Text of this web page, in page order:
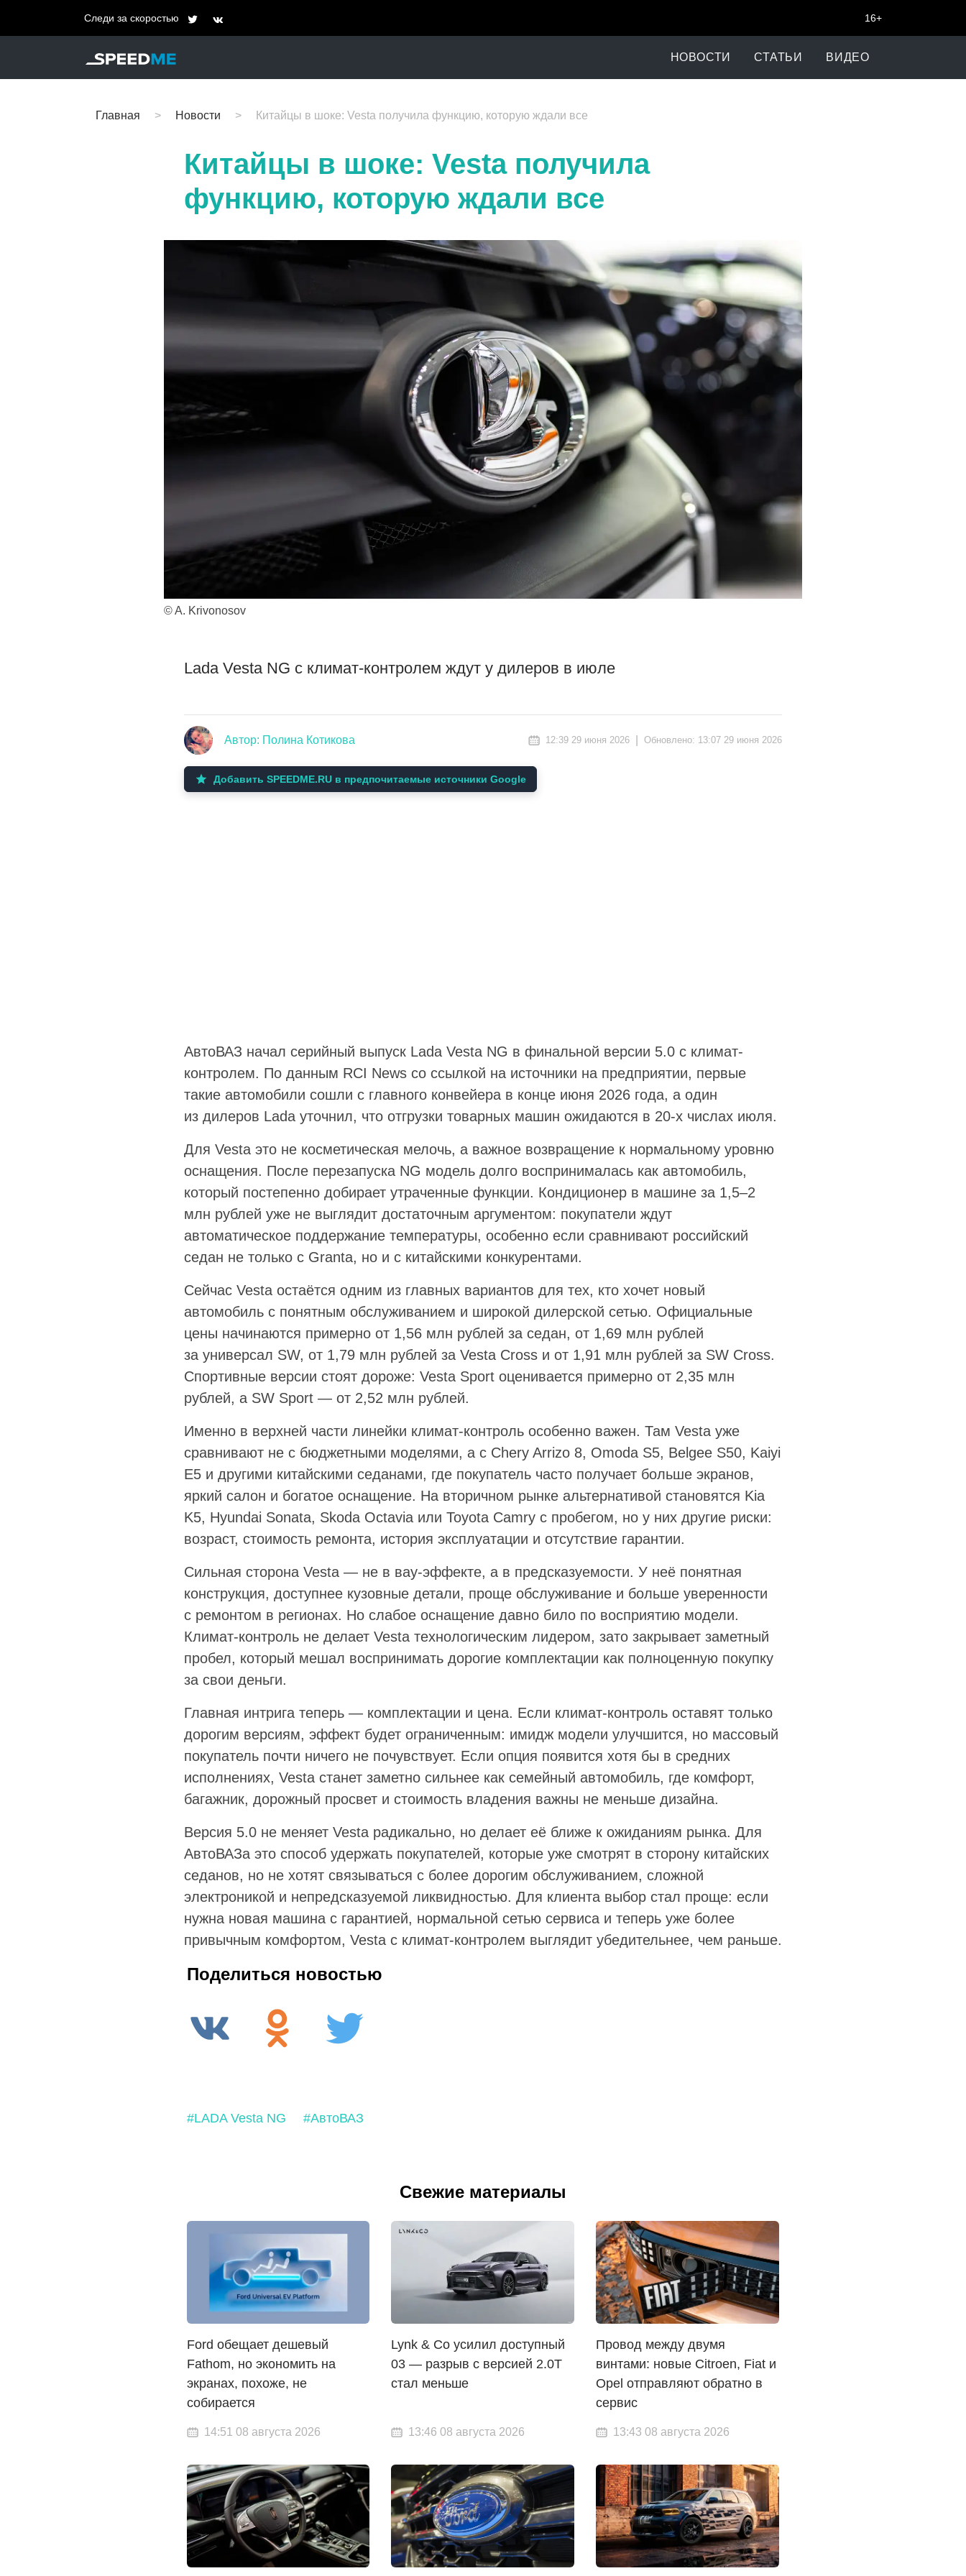
Следи за скоростью 16+
НОВОСТИ СТАТЬИ ВИДЕО
Главная Новости Китайцы в шоке: Vesta получила функцию, которую ждали все
Китайцы в шоке: Vesta получила
функцию, которую ждали все
© A. Krivonosov
Lada Vesta NG с климат-контролем ждут у дилеров в июле
Автор: Полина Котикова 12:39 29 июня 2026 Обновлено: 13:07 29 июня 2026
Добавить SPEEDME.RU в предпочитаемые источники Google
АвтоВАЗ начал серийный выпуск Lada Vesta NG в финальной версии 5.0 с климат-
контролем. По данным RCI News со ссылкой на источники на предприятии, первые
такие автомобили сошли с главного конвейера в конце июня 2026 года, а один
из дилеров Lada уточнил, что отгрузки товарных машин ожидаются в 20-х числах июля.
Для Vesta это не косметическая мелочь, а важное возвращение к нормальному уровню
оснащения. После перезапуска NG модель долго воспринималась как автомобиль,
который постепенно добирает утраченные функции. Кондиционер в машине за 1,5–2
млн рублей уже не выглядит достаточным аргументом: покупатели ждут
автоматическое поддержание температуры, особенно если сравнивают российский
седан не только с Granta, но и с китайскими конкурентами.
Сейчас Vesta остаётся одним из главных вариантов для тех, кто хочет новый
автомобиль с понятным обслуживанием и широкой дилерской сетью. Официальные
цены начинаются примерно от 1,56 млн рублей за седан, от 1,69 млн рублей
за универсал SW, от 1,79 млн рублей за Vesta Cross и от 1,91 млн рублей за SW Cross.
Спортивные версии стоят дороже: Vesta Sport оценивается примерно от 2,35 млн
рублей, а SW Sport — от 2,52 млн рублей.
Именно в верхней части линейки климат-контроль особенно важен. Там Vesta уже
сравнивают не с бюджетными моделями, а с Chery Arrizo 8, Omoda S5, Belgee S50, Kaiyi
E5 и другими китайскими седанами, где покупатель часто получает больше экранов,
яркий салон и богатое оснащение. На вторичном рынке альтернативой становятся Kia
K5, Hyundai Sonata, Skoda Octavia или Toyota Camry с пробегом, но у них другие риски:
возраст, стоимость ремонта, история эксплуатации и отсутствие гарантии.
Сильная сторона Vesta — не в вау-эффекте, а в предсказуемости. У неё понятная
конструкция, доступнее кузовные детали, проще обслуживание и больше уверенности
с ремонтом в регионах. Но слабое оснащение давно било по восприятию модели.
Климат-контроль не делает Vesta технологическим лидером, зато закрывает заметный
пробел, который мешал воспринимать дорогие комплектации как полноценную покупку
за свои деньги.
Главная интрига теперь — комплектации и цена. Если климат-контроль оставят только
дорогим версиям, эффект будет ограниченным: имидж модели улучшится, но массовый
покупатель почти ничего не почувствует. Если опция появится хотя бы в средних
исполнениях, Vesta станет заметно сильнее как семейный автомобиль, где комфорт,
багажник, дорожный просвет и стоимость владения важны не меньше дизайна.
Версия 5.0 не меняет Vesta радикально, но делает её ближе к ожиданиям рынка. Для
АвтоВАЗа это способ удержать покупателей, которые уже смотрят в сторону китайских
седанов, но не хотят связываться с более дорогим обслуживанием, сложной
электроникой и непредсказуемой ликвидностью. Для клиента выбор стал проще: если
нужна новая машина с гарантией, нормальной сетью сервиса и теперь уже более
привычным комфортом, Vesta с климат-контролем выглядит убедительнее, чем раньше.
Поделиться новостью
#LADA Vesta NG #АвтоВАЗ
Свежие материалы
Ford обещает дешевый
Fathom, но экономить на
экранах, похоже, не
собирается
14:51 08 августа 2026
Lynk & Co усилил доступный
03 — разрыв с версией 2.0T
стал меньше
13:46 08 августа 2026
Провод между двумя
винтами: новые Citroen, Fiat и
Opel отправляют обратно в
сервис
13:43 08 августа 2026